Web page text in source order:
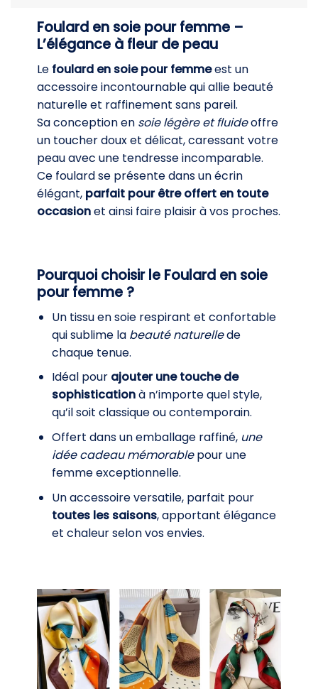
Foulard en soie pour femme –
L’élégance à fleur de peau
Le foulard en soie pour femmeest un
accessoire incontournable qui allie beauté
naturelle et raffinement sans pareil.
Sa conception en soie légère et fluideoffre
un toucher doux et délicat, caressant votre
peau avec une tendresse incomparable.
Ce foulard se présente dans un écrin
élégant, parfait pour être offert en toute
occasionet ainsi faire plaisir à vos proches.
Pourquoi choisir le Foulard en soie
pour femme ?
Un tissu en soie respirant et confortable
qui sublime la beauté naturellede
chaque tenue.
Idéal pour ajouter une touche de
sophisticationà n’importe quel style,
qu’il soit classique ou contemporain.
Offert dans un emballage raffiné, une
idée cadeau mémorablepour une
femme exceptionnelle.
Un accessoire versatile, parfait pour
toutes les saisons, apportant élégance
et chaleur selon vos envies.